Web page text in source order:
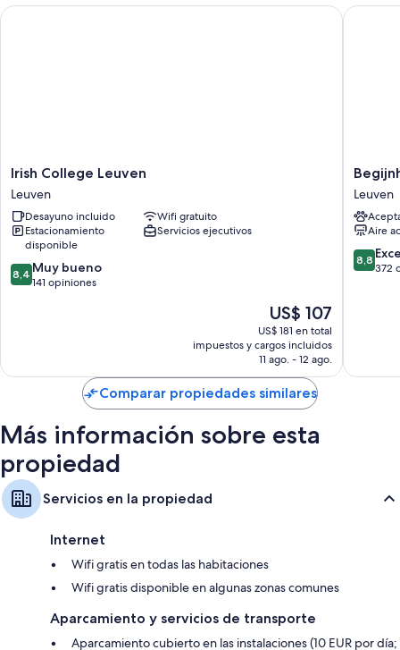
Resguardo de equipaje, servicio de lavandería y 2 salas de
También se incluyen los siguientes servicios adicionales:
Secadores de pelo y shampoo
Televisiones de pantalla plana con canales de televisión vía satélite
Escritorios y teléfonos
Irish
College
Leuven
Leuven
Irish College Leuven
Leuven
Desayuno incluido
Wifi gratuito
Estacionamiento
disponible
Servicios ejecutivos
8.4
de
8,4 Muy bueno
141 opiniones
El
precio
actual
es
de
US$ 107
US$ 107
US$ 181 en total
impuestos y cargos incluidos
11 ago. - 12 ago.
Irish College Leuven
Hotel
Leuven
Leuven
Aire
8.8
de
8,8
372
Comparar propiedades similares
Más información sobre esta
propiedad
Servicios en la propiedad
Internet
Wifi gratis en todas las habitaciones
Wifi gratis disponible en algunas zonas comunes
Aparcamiento y servicios de transporte
Aparcamiento cubierto en las instalaciones (10 EUR por día;